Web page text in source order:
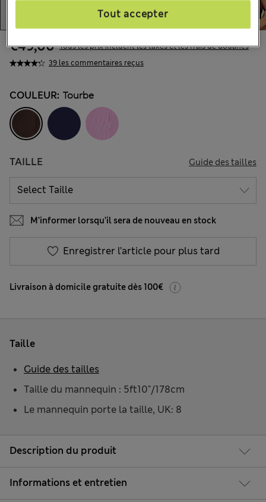
39 les commentaires reçus
€49,00 Tous les prix incluent les taxes et les frais de douanes
COULEUR: Tourbe
TAILLE Guide des tailles
M’informer lorsqu’il sera de nouveau en stock
Enregistrer l’article pour plus tard
Livraison à domicile gratuite dès 100€
Description du produit
Informations et entretien
Taille
Taille du mannequin : 5ft10"/178cm
Le mannequin porte la taille, UK: 8
Guide des tailles
Tout accepter